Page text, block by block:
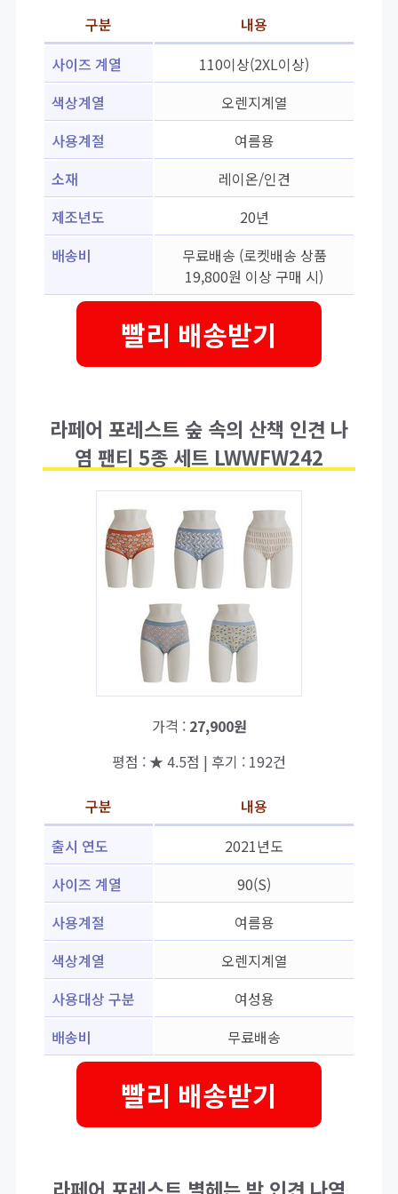
구분
내용
사이즈 계열
110이상(2XL이상)
색상계열
오렌지계열
사용계절
여름용
소재
레이온/인견
제조년도
20년
배송비
무료배송 (로켓배송 상품
19,800원 이상 구매 시)
빨리 배송받기
라페어 포레스트 숲 속의 산책 인견 나
염 팬티 5종 세트 LWWFW242
가격 : 27,900원
평점 : ★ 4.5점 | 후기 : 192건
구분
내용
출시 연도
2021년도
사이즈 계열
90(S)
사용계절
여름용
색상계열
오렌지계열
사용대상 구분
여성용
배송비
무료배송
빨리 배송받기